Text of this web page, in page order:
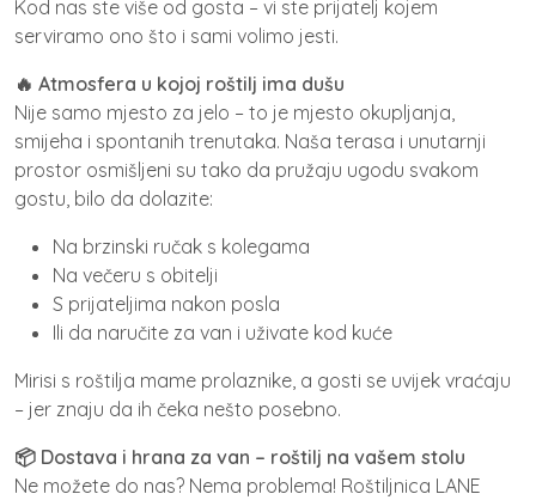
Kod nas ste više od gosta – vi ste prijatelj kojem
serviramo ono što i sami volimo jesti.
🔥 Atmosfera u kojoj roštilj ima dušu
Nije samo mjesto za jelo – to je mjesto okupljanja,
smijeha i spontanih trenutaka. Naša terasa i unutarnji
prostor osmišljeni su tako da pružaju ugodu svakom
gostu, bilo da dolazite:
Na brzinski ručak s kolegama
Na večeru s obitelji
S prijateljima nakon posla
Ili da naručite za van i uživate kod kuće
Mirisi s roštilja mame prolaznike, a gosti se uvijek vraćaju
– jer znaju da ih čeka nešto posebno.
📦 Dostava i hrana za van – roštilj na vašem stolu
Ne možete do nas? Nema problema! Roštiljnica LANE